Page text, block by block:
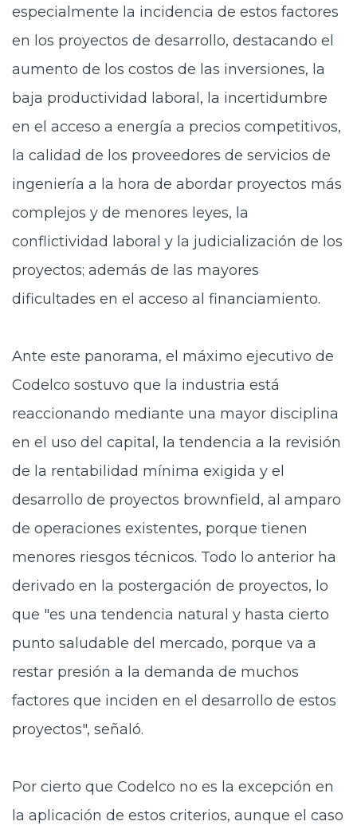
especialmente la incidencia de estos factores
en los proyectos de desarrollo, destacando el
aumento de los costos de las inversiones, la
baja productividad laboral, la incertidumbre
en el acceso a energía a precios competitivos,
la calidad de los proveedores de servicios de
ingeniería a la hora de abordar proyectos más
complejos y de menores leyes, la
conflictividad laboral y la judicialización de los
proyectos; además de las mayores
dificultades en el acceso al financiamiento.
Ante este panorama, el máximo ejecutivo de
Codelco sostuvo que la industria está
reaccionando mediante una mayor disciplina
en el uso del capital, la tendencia a la revisión
de la rentabilidad mínima exigida y el
desarrollo de proyectos brownfield, al amparo
de operaciones existentes, porque tienen
menores riesgos técnicos. Todo lo anterior ha
derivado en la postergación de proyectos, lo
que "es una tendencia natural y hasta cierto
punto saludable del mercado, porque va a
restar presión a la demanda de muchos
factores que inciden en el desarrollo de estos
proyectos", señaló.
Por cierto que Codelco no es la excepción en
la aplicación de estos criterios, aunque el caso